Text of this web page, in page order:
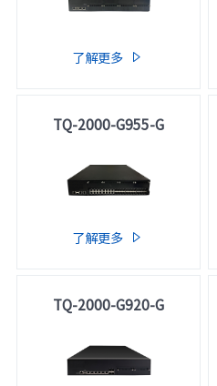
了解更多 
TQ-2000-G955-G
了解更多 
TQ-2000-G920-G